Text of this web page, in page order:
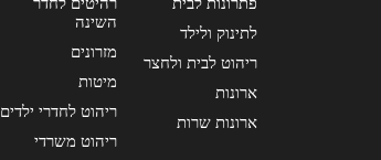
לתינוק ולילד
ריהוט לבית ולחצר
ארונות
ארונות שרות
השינה
מזרונים
מיטות
ריהוט לחדרי ילדים
ריהוט משרדי